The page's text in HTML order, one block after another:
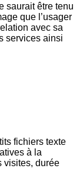
saurait être tenu
que l’usager
avec sa
services ainsi
fichiers texte
à la
visites, durée